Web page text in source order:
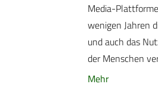
Media-
wenigen Jahren
und auch das
der Menschen
Mehr